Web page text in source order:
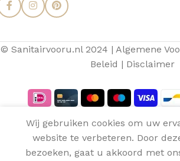
© Sanitairvooru.nl 2024 | Algemene
Beleid | Disclaimer
Wij gebruiken cookies om uw
website te verbeteren. Door
bezoeken, gaat u akkoord met
Aquasense
Topblad
Klaproos
80cm Mat
€179,69
€89,00
Op
voorraad
VerlanglijstVergelijken
0
Winkelwagen